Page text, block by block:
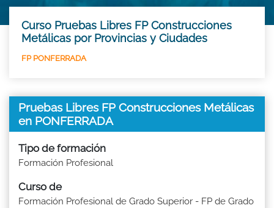
Curso Pruebas Libres FP Construcciones
Metálicas por Provincias y Ciudades
FP PONFERRADA
Pruebas Libres FP Construcciones Metálicas
en PONFERRADA
Tipo de formación
Formación Profesional
Curso de
Formación Profesional de Grado Superior - FP de Grado